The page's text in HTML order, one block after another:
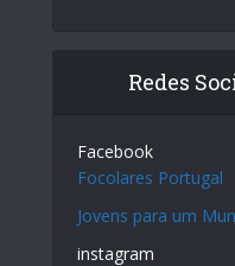
Redes
Facebook
Focolares Portugal
Jovens para um
instagram